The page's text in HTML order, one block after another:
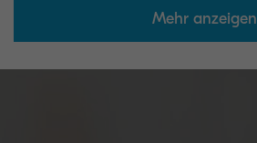
Mehr anzeigen